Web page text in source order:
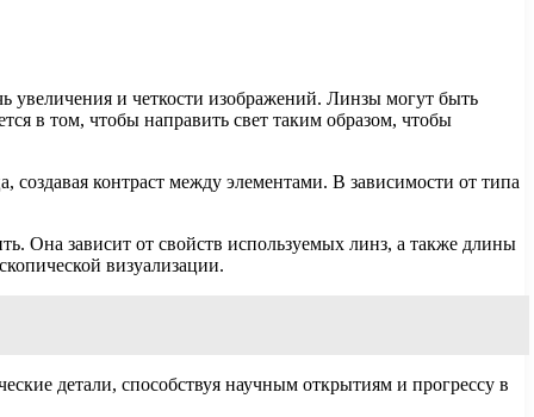
увеличения и четкости изображений. Линзы могут быть
в том, чтобы направить свет таким образом, чтобы
контраст между элементами. В зависимости от типа
Она зависит от свойств используемых линз, а также длины
визуализации.
детали, способствуя научным открытиям и прогрессу в